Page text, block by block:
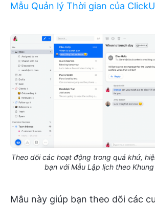
Mẫu Quản lý Thời gian của
Theo dõi các hoạt động trong quá khứ,
bạn với Mẫu Lập lịch theo
Mẫu này giúp bạn theo dõi các